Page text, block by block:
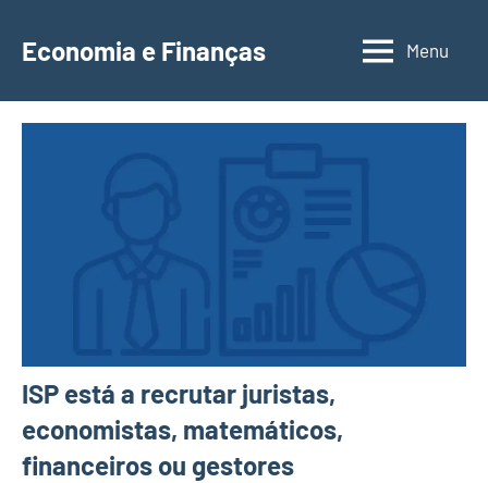
para
conteúdo
Economia e Finanças
Depósitos
Menu
ISP está a recrutar juristas,
economistas, matemáticos,
financeiros ou gestores